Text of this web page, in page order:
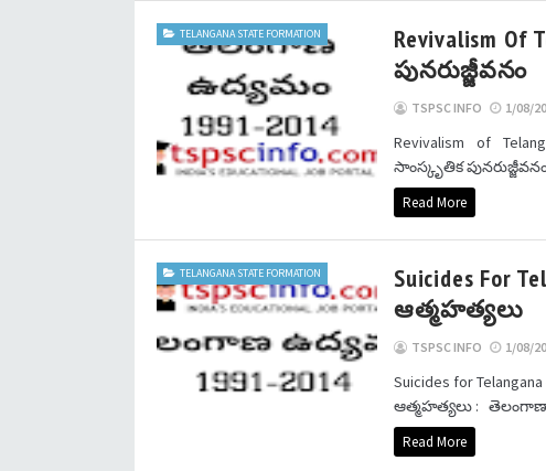
TELANGANA STATE FORMATION
Revivalism
పునరుజ్జీవనం
TSPSC INFO 1/08/
Revivalism of
సాంస్కృతిక
Read More
TELANGANA STATE FORMATION
Suicides
ఆత్మహత్యలు
TSPSC INFO 1/08/
Suicides for
ఆత్మహత్యలు :
Read More